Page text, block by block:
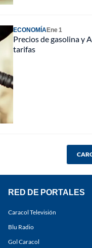
ECONOMÍAEne 1
Precios de gasolina y
tarifas
RED DE PORTALES
Caracol Televisión
Blu Radio
Gol Caracol